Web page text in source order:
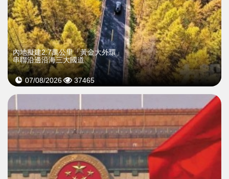
內地擬建2.7萬公里「黃金大外環」
串聯沿邊沿海三大國道
07/08/2026 37465